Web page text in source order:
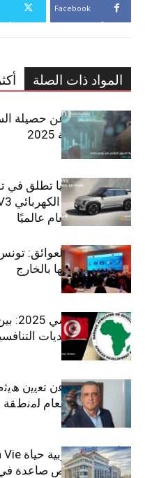
Facebook
المواد ذات الصلة
مبوب تكشف عن حصيلة
في تونس لسنة 2025
سيتي كارز – كيا تطلق في
بلقب سيارة العام عالميًا
بين الطموح والعوائق:
استعادة كفاءاتها بالخارج
الاجتماعي وتحديات
ﺗﯾﺗرا ﺑﺎك ﺗﻌﻠن ﻋن ﺗﻌﯾﯾن
ﻣﻧﺻب اﻟﻣدﯾر اﻟﻌﺎم
وﻏرب أﻓرﯾﻘﯾﺎ
فاعل رائد بفرص صاعدة